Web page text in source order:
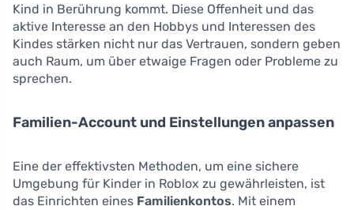
Kind in Berührung kommt. Diese Offenheit und das
aktive Interesse an den Hobbys und Interessen des
Kindes stärken nicht nur das Vertrauen, sondern geben
auch Raum, um über etwaige Fragen oder Probleme zu
sprechen.
Familien-Account und Einstellungen anpassen
Eine der effektivsten Methoden, um eine sichere
Umgebung für Kinder in Roblox zu gewährleisten, ist
das Einrichten eines Familienkontos. Mit einem